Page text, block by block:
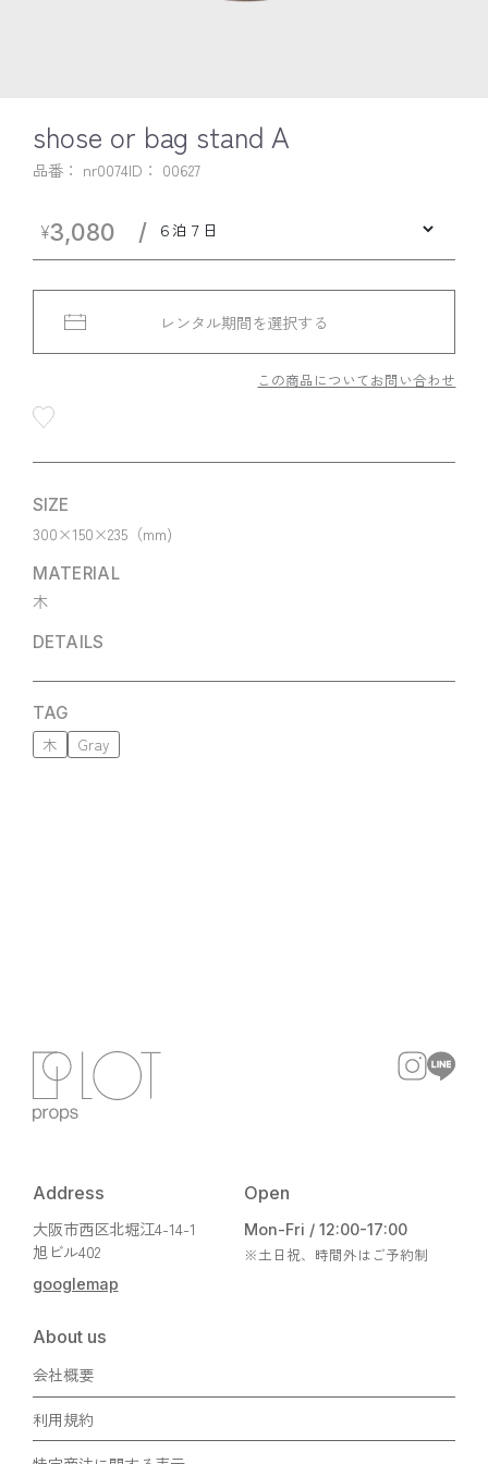
shose or bag stand A
品番： nr0074ID： 00627
￥3,080
レンタル期間を選択する
この商品についてお問い合わせ
SIZE
300×150×235（mm)
MATERIAL
木
DETAILS
TAG
木 Gray
Address
大阪市西区北堀江4-14-1
旭ビル402
googlemap
Open
Mon-Fri / 12:00-17:00
※土日祝、時間外はご予約制
About us
会社概要
利用規約